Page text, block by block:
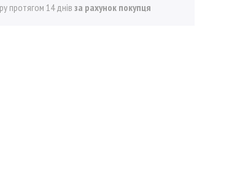
протягом 14 днів за рахунок покупця